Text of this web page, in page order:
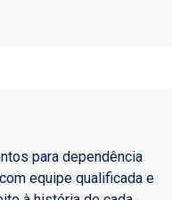
para dependência
equipe qualificada e